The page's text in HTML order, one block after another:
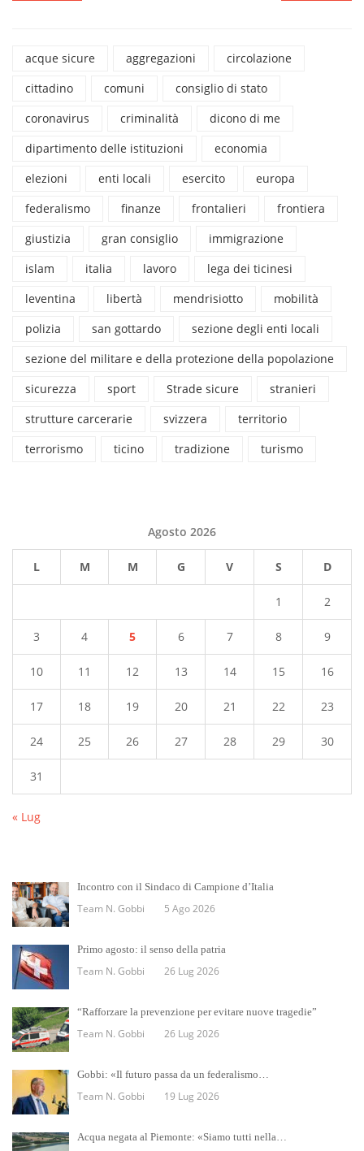
acque sicure aggregazioni
circolazione
cittadino
comuni
consiglio di stato
coronavirus
criminalità
dicono di me
dipartimento delle istituzioni
economia
elezioni
enti locali esercito
europa
federalismo
finanze frontalieri
frontiera
giustizia
gran consiglio
immigrazione
islam
italia lavoro
lega dei ticinesi
leventina
libertà mendrisiotto
mobilità
polizia
san gottardo
sezione degli enti locali
sezione del militare e della protezione della popolazione
sicurezza
sport Strade sicure
stranieri
strutture carcerarie
svizzera
territorio
terrorismo
ticino tradizione turismo
Agosto 2026
L M M G V S D
1 2
3 4 5 6 7 8 9
10 11 12 13 14 15 16
17 18 19 20 21 22 23
24 25 26 27 28 29 30
31
« Lug
Incontro con il Sindaco di Campione d’Italia
Team N. Gobbi 5 Ago 2026
Primo agosto: il senso della patria
Team N. Gobbi 26 Lug 2026
“Rafforzare la prevenzione per evitare nuove tragedie”
Team N. Gobbi 26 Lug 2026
Gobbi: «Il futuro passa da un federalismo…
Team N. Gobbi 19 Lug 2026
Acqua negata al Piemonte: «Siamo tutti nella…